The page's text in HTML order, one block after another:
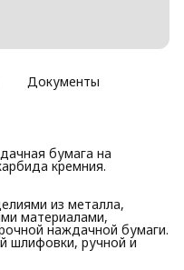
Документы
бумага на
кремния.
из металла,
материалами,
наждачной бумаги.
шлифовки, ручной и